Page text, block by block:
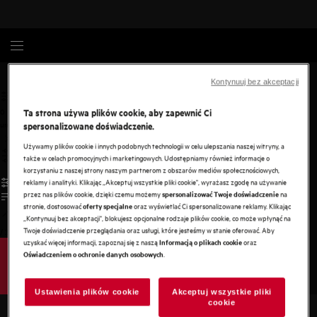
undefined
Ta strona używa plików cookie, aby zapewnić Ci
spersonalizowane doświadczenie.
Używamy plików cookie i innych podobnych technologii w celu ulepszania naszej witryny, a
także w celach promocyjnych i marketingowych. Udostępniamy również informacje o
korzystaniu z naszej strony naszym partnerom z obszarów mediów społecznościowych,
reklamy i analityki. Klikając „Akceptuj wszystkie pliki cookie", wyrażasz zgodę na używanie
przez nas plików cookie, dzięki czemu możemyspersonalizować Twoje doświadczeniena
stronie, dostosowaćoferty specjalneoraz wyświetlać Ci spersonalizowane reklamy. Klikając
„Kontynuuj bez akceptacji", blokujesz opcjonalne rodzaje plików cookie, co może wpłynąć na
Twoje doświadczenie przeglądania oraz usługi, które jesteśmy w stanie oferować. Aby
uzyskać więcej informacji, zapoznaj się z nasząInformacją o plikach cookieoraz
Oświadczeniem o ochronie danych osobowych.
Ustawienia plików cookie
Akceptuj wszystkie pliki
cookie
Kontynuuj bez akceptacji